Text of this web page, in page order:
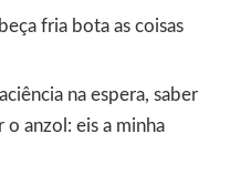
fria bota as coisas
na espera, saber
anzol: eis a minha